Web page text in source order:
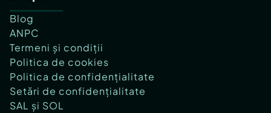
Blog
ANPC
Termeni și condiții
Politica de cookies
Politica de confidențialitate
Setări de confidențialitate
SAL și SOL